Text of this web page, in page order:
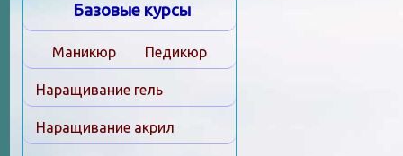
Базовые курсы
Маникюр Педикюр
Наращивание гель
Наращивание акрил